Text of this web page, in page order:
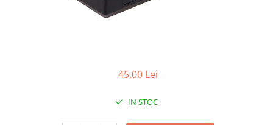
45,00 Lei
IN STOC